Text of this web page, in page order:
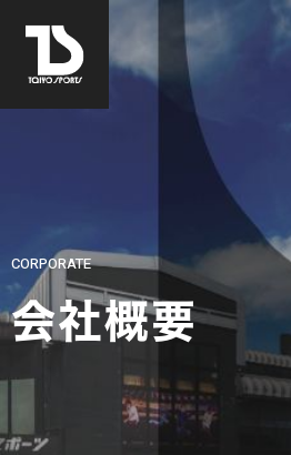
CORPORATE
会社概要